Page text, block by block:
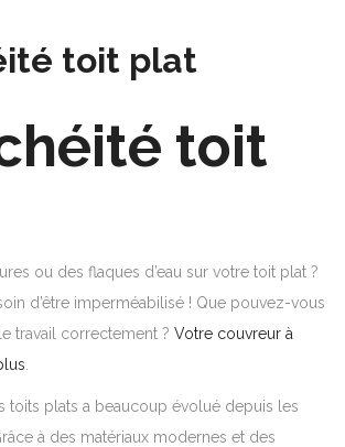
toit plat
toit
ou des flaques d’eau sur votre toit plat ?
d’être imperméabilisé ! Que pouvez-vous
travail correctement ? Votre couvreur à
toits plats a beaucoup évolué depuis les
à des matériaux modernes et des